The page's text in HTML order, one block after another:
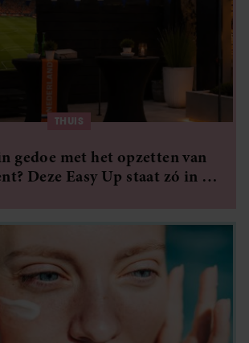
THUIS
gedoe met het opzetten van
Deze Easy Up staat zó in je